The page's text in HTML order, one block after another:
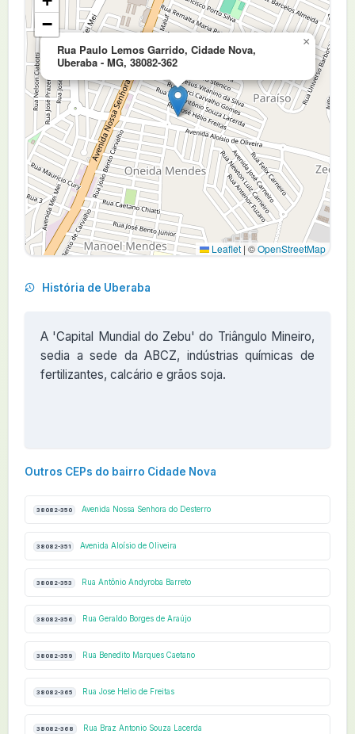
Rua Paulo Lemos Garrido, Cidade Nova,
Uberaba - MG, 38082-362
×
−
Leaflet | ©OpenStreetMap
História de Uberaba
A 'Capital Mundial do Zebu' do Triângulo Mineiro,
sedia a sede da ABCZ, indústrias químicas de
fertilizantes, calcário e grãos soja.
Outros CEPs do bairro Cidade Nova
38082-350 Avenida Nossa Senhora do Desterro
38082-351 Avenida Aloísio de Oliveira
38082-353 Rua Antônio Andyroba Barreto
38082-356 Rua Geraldo Borges de Araújo
38082-359 Rua Benedito Marques Caetano
38082-365 Rua Jose Helio de Freitas
38082-368 Rua Braz Antonio Souza Lacerda